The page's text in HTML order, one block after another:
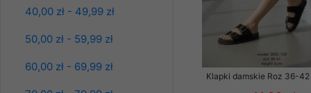
40,00 zł - 49,99 zł
50,00 zł - 59,99 zł
60,00 zł - 69,99 zł
Klapki damskie Roz 36-42
Sklep nie
chyba że dzieje się
prawa organów
Nasz Sklep